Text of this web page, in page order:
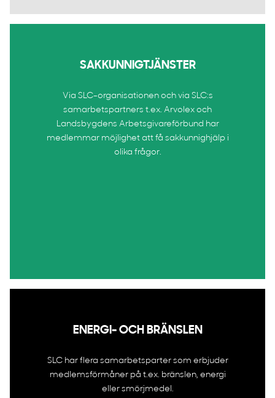
SAKKUNNIGTJÄNSTER
Via SLC-organisationen och via SLC:s
samarbetspartners t.ex. Arvolex och
Landsbygdens Arbetsgivare­förbund har
medlemmar möjlighet att få sakkunnighjälp i
olika frågor.
ENERGI- OCH BRÄNSLEN
SLC har flera samarbetsparter som erbjuder
medlemsförmåner på t.ex. bränslen, energi
eller smörjmedel.